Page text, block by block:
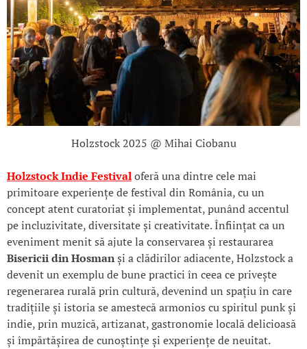
Holzstock 2025 @ Mihai Ciobanu
Holzstock Indie Festivaloferă una dintre cele mai
primitoare experiențe de festival din România, cu un
concept atent curatoriat și implementat, punând accentul
pe incluzivitate, diversitate și creativitate. Înființat ca un
eveniment menit să ajute la conservarea și restaurarea
Bisericii din Hosmanși a clădirilor adiacente, Holzstock a
devenit un exemplu de bune practici în ceea ce privește
regenerarea rurală prin cultură, devenind un spațiu în care
tradițiile și istoria se amestecă armonios cu spiritul punk și
indie, prin muzică, artizanat, gastronomie locală delicioasă
și împărtășirea de cunoștințe și experiențe de neuitat.